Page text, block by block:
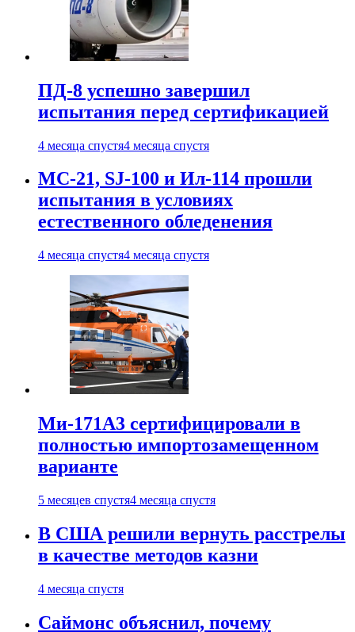
ПД-8 успешно завершил
испытания перед сертификацией
4 месяца спустя4 месяца спустя
МС-21, SJ-100 и Ил-114 прошли
испытания в условиях
естественного обледенения
4 месяца спустя4 месяца спустя
Ми-171А3 сертифицировали в
полностью импортозамещенном
варианте
5 месяцев спустя4 месяца спустя
В США решили вернуть расстрелы
в качестве методов казни
4 месяца спустя
Саймонс объяснил, почему